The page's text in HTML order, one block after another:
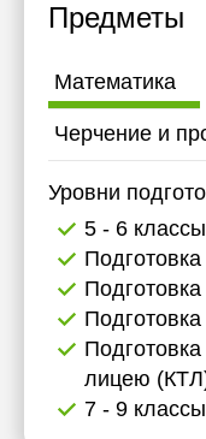
Предметы
Математика
Черчение и
Уровни
5 - 6
Подготовка
лицею
7 - 9